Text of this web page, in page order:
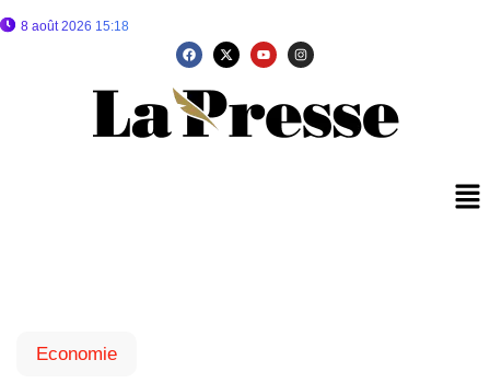
8 août 2026 15:18
Economie